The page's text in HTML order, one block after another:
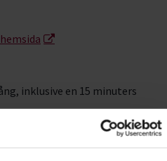
inklusive en 15 minuters
här formuläret, och inom